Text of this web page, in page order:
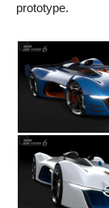
prototype.